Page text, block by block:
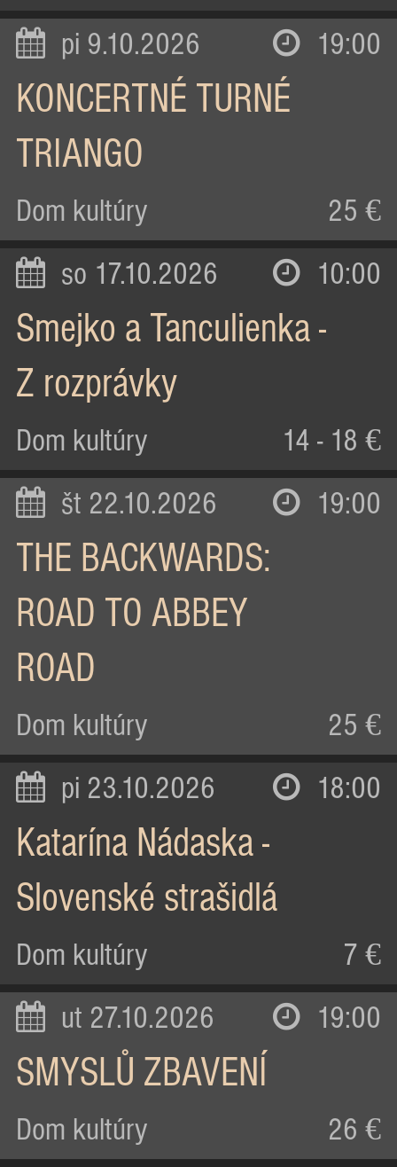
pi 9.10.2026 19:00
KONCERTNÉ TURNÉ
TRIANGO
Dom kultúry 25 €
so 17.10.2026 10:00
Smejko a Tanculienka -
Z rozprávky
Dom kultúry 14 - 18 €
št 22.10.2026 19:00
THE BACKWARDS:
ROAD TO ABBEY
ROAD
Dom kultúry 25 €
pi 23.10.2026 18:00
Katarína Nádaska -
Slovenské strašidlá
Dom kultúry 7 €
ut 27.10.2026 19:00
SMYSLŮ ZBAVENÍ
Dom kultúry 26 €